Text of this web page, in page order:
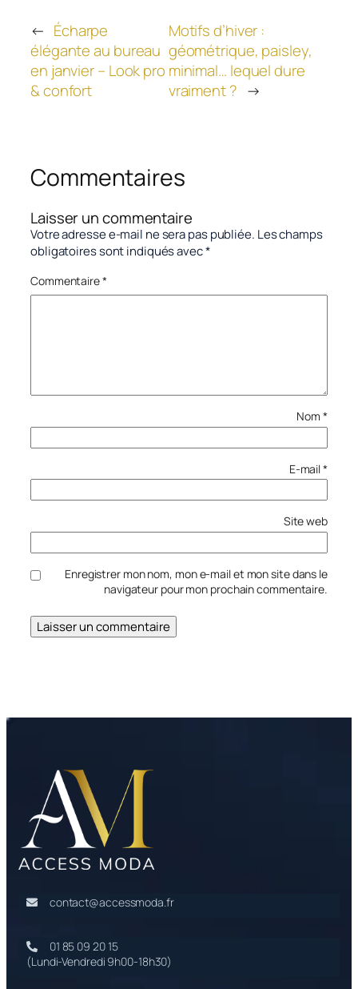
← Écharpe
élégante au bureau
en janvier – Look pro
& confort
Motifs d’hiver :
géométrique, paisley,
minimal… lequel dure
vraiment ? →
Commentaires
Laisser un commentaire
Votre adresse e-mail ne sera pas publiée. Les champs
obligatoires sont indiqués avec*
Commentaire*
Nom*
E-mail*
Site web
Enregistrer mon nom, mon e-mail et mon site dans le
navigateur pour mon prochain commentaire.
contact@accessmoda.fr
01 85 09 20 15
(Lundi-Vendredi 9h00-18h30)